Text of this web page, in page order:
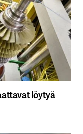
löytyä